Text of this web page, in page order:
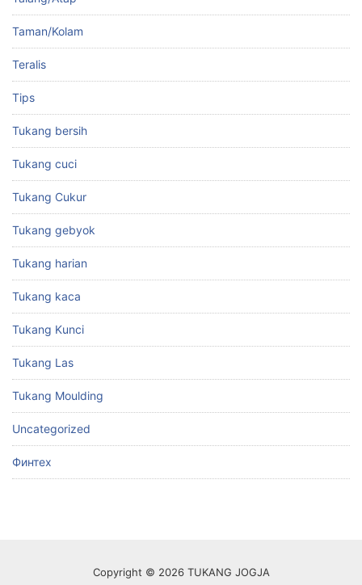
Taman/Kolam
Teralis
Tips
Tukang bersih
Tukang cuci
Tukang Cukur
Tukang gebyok
Tukang harian
Tukang kaca
Tukang Kunci
Tukang Las
Tukang Moulding
Uncategorized
Финтех
Copyright © 2026 TUKANG JOGJA